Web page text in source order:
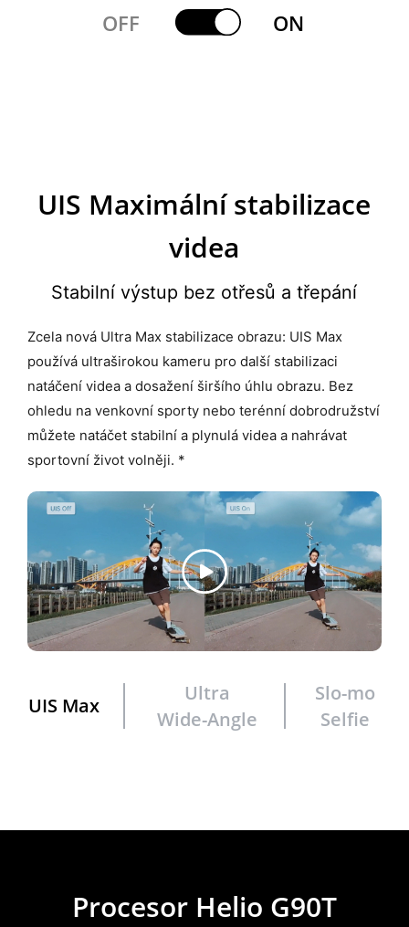
OFF ON
UIS Maximálnístabilizace
videa
Stabilní výstup bez otřesů a třepání
Zcela nová Ultra Max stabilizace obrazu: UIS Max
používá ultraširokou kameru pro další stabilizaci
natáčení videa a dosažení širšího úhlu obrazu. Bez
ohledu na venkovní sporty nebo terénní dobrodružství
můžete natáčet stabilní a plynulá videa a nahrávat
sportovní život volněji. *
UIS Max
Ultra
Wide-Angle
Slo-mo
Selfie
Procesor Helio G90T